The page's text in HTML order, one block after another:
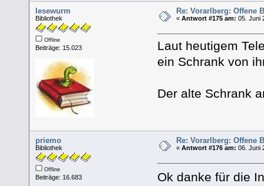
lesewurm
Bibliothek
Offline
Beiträge: 15.023
Re: Vorarlberg: Offene
«Antwort #175 am: 05. Juni
Laut heutigem
ein Schrank von
Der alte Schrank
priemo
Bibliothek
Offline
Beiträge: 16.683
Re: Vorarlberg: Offene
«Antwort #176 am: 06. Juni
Ok danke für die